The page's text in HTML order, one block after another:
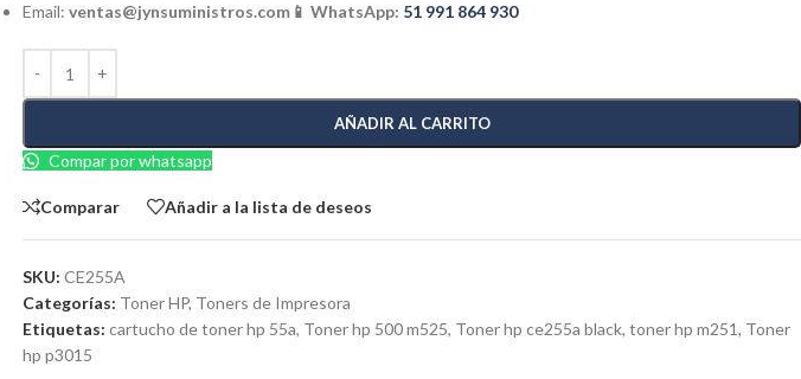
Email: ventas@jynsuministros.com 📱 WhatsApp: 51 991 864 930
AÑADIR AL CARRITO
Compar por whatsapp
Comparar Añadir a la lista de deseos
SKU: CE255A
Categorías: Toner HP, Toners de Impresora
Etiquetas: cartucho de toner hp 55a, Toner hp 500 m525, Toner hp ce255a black, toner hp m251, Toner
hp p3015